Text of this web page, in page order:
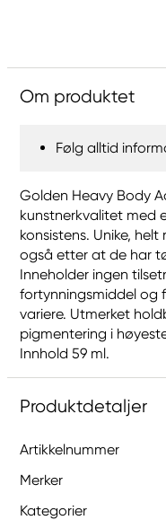
Om produktet
Følg alltid
Golden Heavy Body
kunstnerkvalitet med
konsistens. Unike,
også etter at de har
Inneholder ingen
fortynningsmiddel og
variere. Utmerket
pigmentering i
Innhold 59 ml.
Produktdetaljer
Artikkelnummer
Merker
Kategorier